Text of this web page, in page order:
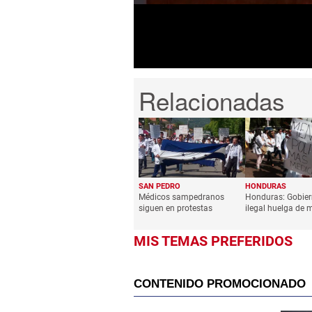
SAN PEDRO
Médicos sampedranos
siguen en protestas
HONDURAS
Honduras:
ilegal huelga de
MIS TEMAS PREFERIDOS